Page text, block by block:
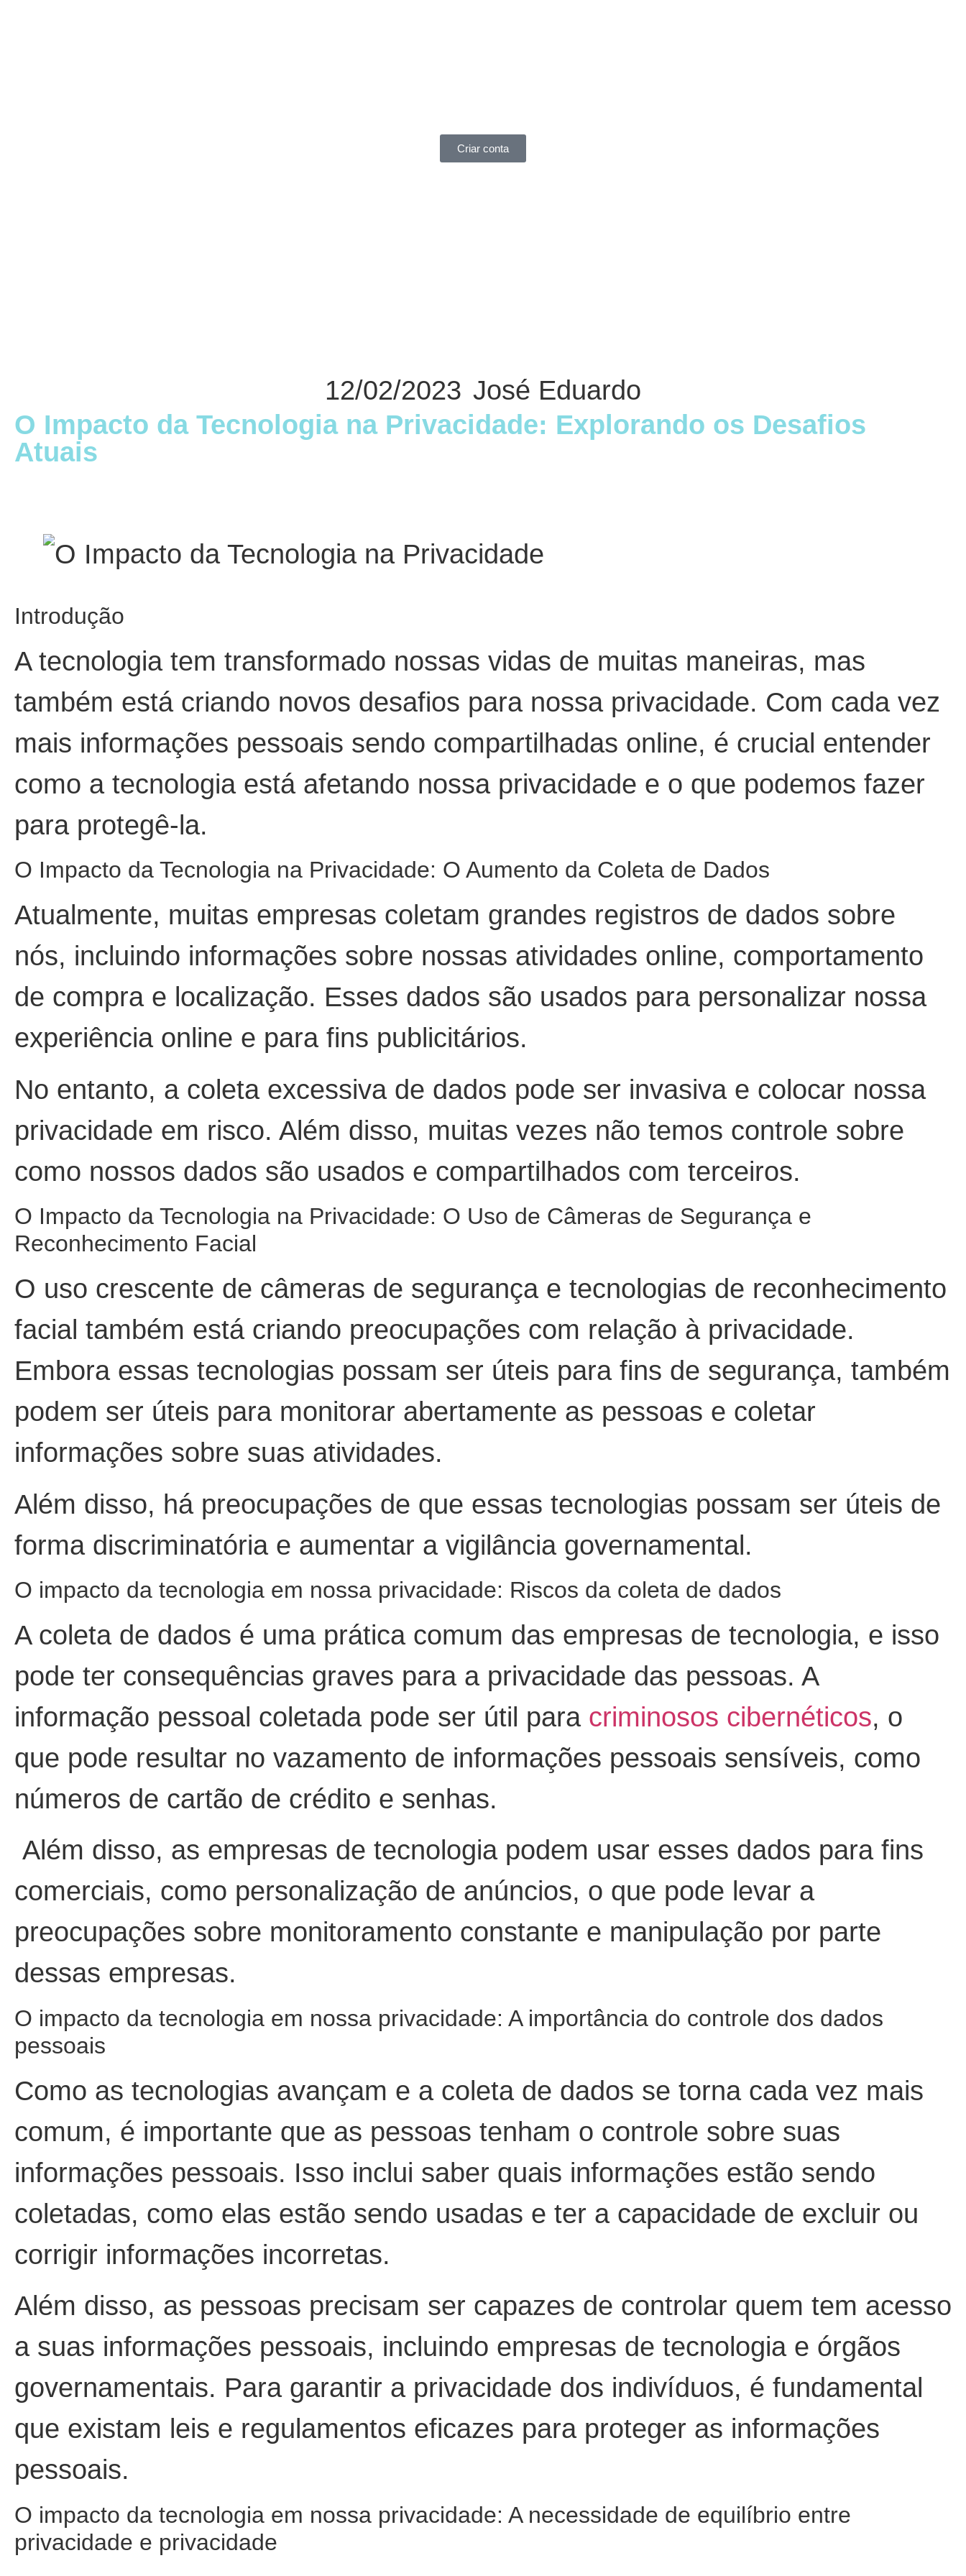
Criar conta
12/02/2023 José Eduardo
O Impacto da Tecnologia na Privacidade: Explorando os Desafios
Atuais
Introdução
A tecnologia tem transformado nossas vidas de muitas maneiras, mas
também está criando novos desafios para nossa privacidade. Com cada vez
mais informações pessoais sendo compartilhadas online, é crucial entender
como a tecnologia está afetando nossa privacidade e o que podemos fazer
para protegê-la.
O Impacto da Tecnologia na Privacidade: O Aumento da Coleta de Dados
Atualmente, muitas empresas coletam grandes registros de dados sobre
nós, incluindo informações sobre nossas atividades online, comportamento
de compra e localização. Esses dados são usados ​​para personalizar nossa
experiência online e para fins publicitários.
No entanto, a coleta excessiva de dados pode ser invasiva e colocar nossa
privacidade em risco. Além disso, muitas vezes não temos controle sobre
como nossos dados são usados ​​e compartilhados com terceiros.
O Impacto da Tecnologia na Privacidade: O Uso de Câmeras de Segurança e
Reconhecimento Facial
O uso crescente de câmeras de segurança e tecnologias de reconhecimento
facial também está criando preocupações com relação à privacidade.
Embora essas tecnologias possam ser úteis para fins de segurança, também
podem ser úteis para monitorar abertamente as pessoas e coletar
informações sobre suas atividades.
Além disso, há preocupações de que essas tecnologias possam ser úteis de
forma discriminatória e aumentar a vigilância governamental.
O impacto da tecnologia em nossa privacidade: Riscos da coleta de dados
A coleta de dados é uma prática comum das empresas de tecnologia, e isso
pode ter consequências graves para a privacidade das pessoas. A
informação pessoal coletada pode ser útil para criminosos cibernéticos, o
que pode resultar no vazamento de informações pessoais sensíveis, como
números de cartão de crédito e senhas.
Além disso, as empresas de tecnologia podem usar esses dados para fins
comerciais, como personalização de anúncios, o que pode levar a
preocupações sobre monitoramento constante e manipulação por parte
dessas empresas.
O impacto da tecnologia em nossa privacidade: A importância do controle dos dados
pessoais
Como as tecnologias avançam e a coleta de dados se torna cada vez mais
comum, é importante que as pessoas tenham o controle sobre suas
informações pessoais. Isso inclui saber quais informações estão sendo
coletadas, como elas estão sendo usadas e ter a capacidade de excluir ou
corrigir informações incorretas.
Além disso, as pessoas precisam ser capazes de controlar quem tem acesso
a suas informações pessoais, incluindo empresas de tecnologia e órgãos
governamentais. Para garantir a privacidade dos indivíduos, é fundamental
que existam leis e regulamentos eficazes para proteger as informações
pessoais.
O impacto da tecnologia em nossa privacidade: A necessidade de equilíbrio entre
privacidade e privacidade